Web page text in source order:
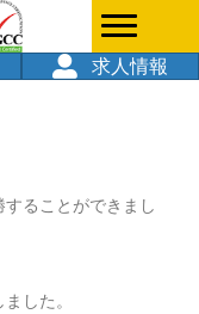
求人情報
ることができまし
した。